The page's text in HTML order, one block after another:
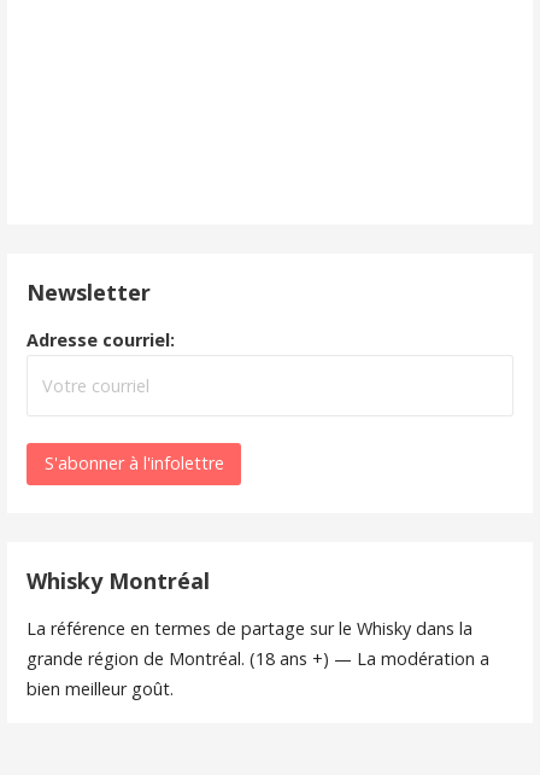
Newsletter
Adresse courriel:
Whisky Montréal
La référence en termes de partage sur le Whisky dans la
grande région de Montréal. (18 ans +) — La modération a
bien meilleur goût.